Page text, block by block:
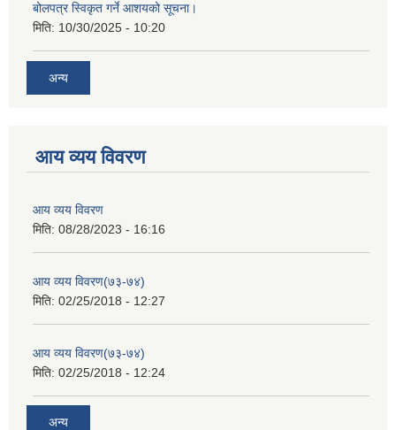
बोलपत्र स्विकृत गर्ने आशयको सूचना।
मिति: 10/30/2025 - 10:20
अन्य
आय व्यय विवरण
आय व्यय विवरण
मिति: 08/28/2023 - 16:16
आय व्यय विवरण(७३-७४)
मिति: 02/25/2018 - 12:27
आय व्यय विवरण(७३-७४)
मिति: 02/25/2018 - 12:24
अन्य